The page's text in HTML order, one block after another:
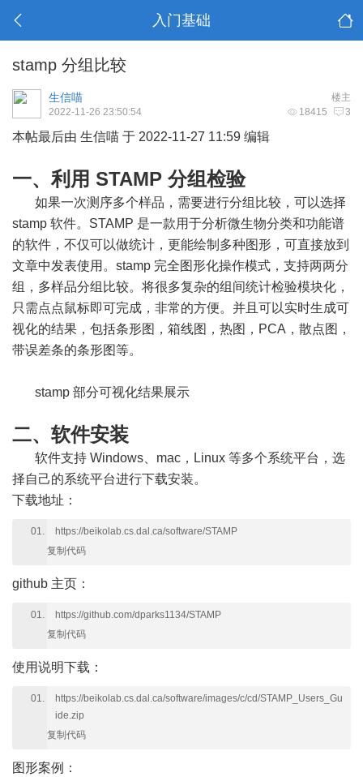
入门基础
stamp 分组比较
楼主
生信喵
18415 3
2022-11-26 23:50:54
本帖最后由 生信喵 于 2022-11-27 11:59 编辑
一、利用 STAMP 分组检验
如果一次测序多个样品，需要进行分组比较，可以选择
stamp 软件。STAMP 是一款用于分析微生物分类和功能谱
的软件，不仅可以做统计，更能绘制多种图形，可直接放到
文章中发表使用。stamp 完全图形化操作模式，支持两两分
组，多样品分组比较。将很多复杂的组间统计检验模块化，
只需点点鼠标即可完成，非常的方便。并且可以实时生成可
视化的结果，包括条形图，箱线图，热图，PCA，散点图，
带误差条的条形图等。
stamp 部分可视化结果展示
二、软件安装
软件支持 Windows、mac，Linux 等多个系统平台，选
择自己的系统平台进行下载安装。
下载地址：
https://beikolab.cs.dal.ca/software/STAMP
复制代码
github 主页：
https://github.com/dparks1134/STAMP
复制代码
使用说明下载：
https://beikolab.cs.dal.ca/software/images/c/cd/STAMP_Users_Gu
ide.zip
复制代码
图形案例：